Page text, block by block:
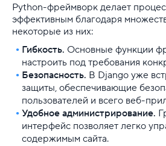
Python-фреймворк делает
эффективным благодаря
некоторые из них:
Гибкость. Основные функции
настроить под требования
Безопасность. В Django уже
защиты, обеспечивающие
пользователей и всего веб-
Удобное администрирование.
интерфейс позволяет легко
содержимым сайта.